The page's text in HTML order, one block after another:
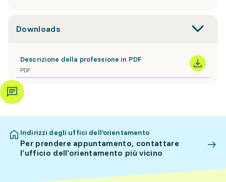
Downloads
Descrizione della professione in PDF
PDF
Indirizzi degli uffici dell’orientamento
Per prendere appuntamento, contattare
l’ufficio dell’orientamento più vicino